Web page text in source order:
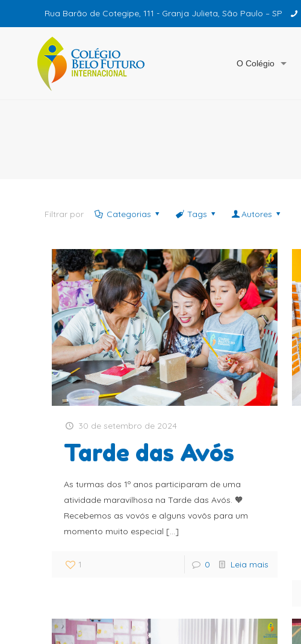
Rua Barão de Cotegipe, 111 - Granja Julieta, São Paulo – SP
O Colégio
Filtrar por Categorias Tags Autores
30 de setembro de 2024
Tarde das Avós
As turmas dos 1º anos participaram de uma
atividade maravilhosa na Tarde das Avós. 🧡
Recebemos as vovós e alguns vovôs para um
momento muito especial […]
1 0 Leia mais